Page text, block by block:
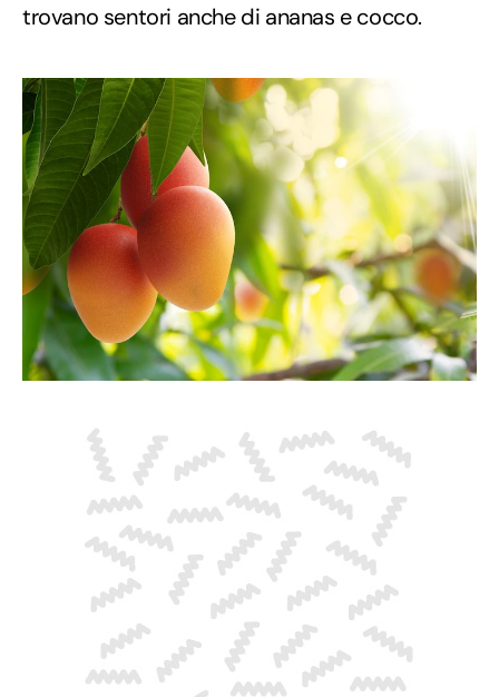
trovano sentori anche di ananas e cocco.